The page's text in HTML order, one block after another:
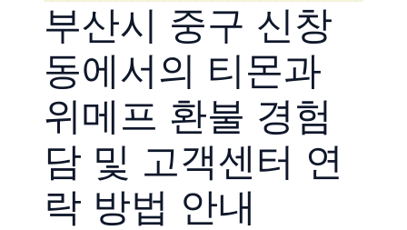
부산시 중구 신창
동에서의 티몬과
위메프 환불 경험
담 및 고객센터 연
락 방법 안내